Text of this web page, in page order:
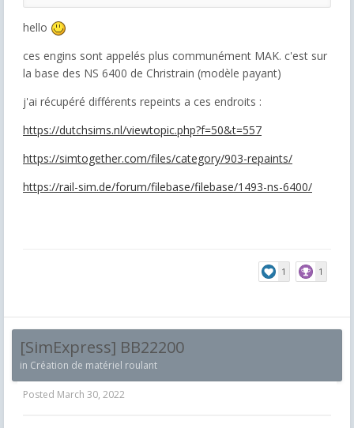
hello
ces engins sont appelés plus communément MAK. c'est sur
la base des NS 6400 de Christrain (modèle payant)
j'ai récupéré différents repeints a ces endroits :
https://dutchsims.nl/viewtopic.php?f=50&t=557
https://simtogether.com/files/category/903-repaints/
https://rail-sim.de/forum/filebase/filebase/1493-ns-6400/
1 1
[SimExpress] BB22200
in Création de matériel roulant
Posted March 30, 2022